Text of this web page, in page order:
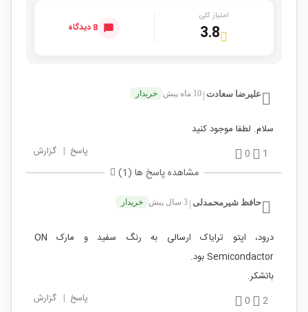
امتیاز کلی
3.8 8 دیدگاه
علیرضا سعادت 10 ماه پیش خریدار
سلام. لطفا موجود کنید
1
0 پاسخ | گزارش
مشاهده پاسخ ها (1)
حافظ شیرمحمدلی 3 سال پیش خریدار
درود، اپتو ترایاک ارسالی به رنگ سفید و مارک ON
Semicondactor بود.
باتشکر.
2
0 پاسخ | گزارش